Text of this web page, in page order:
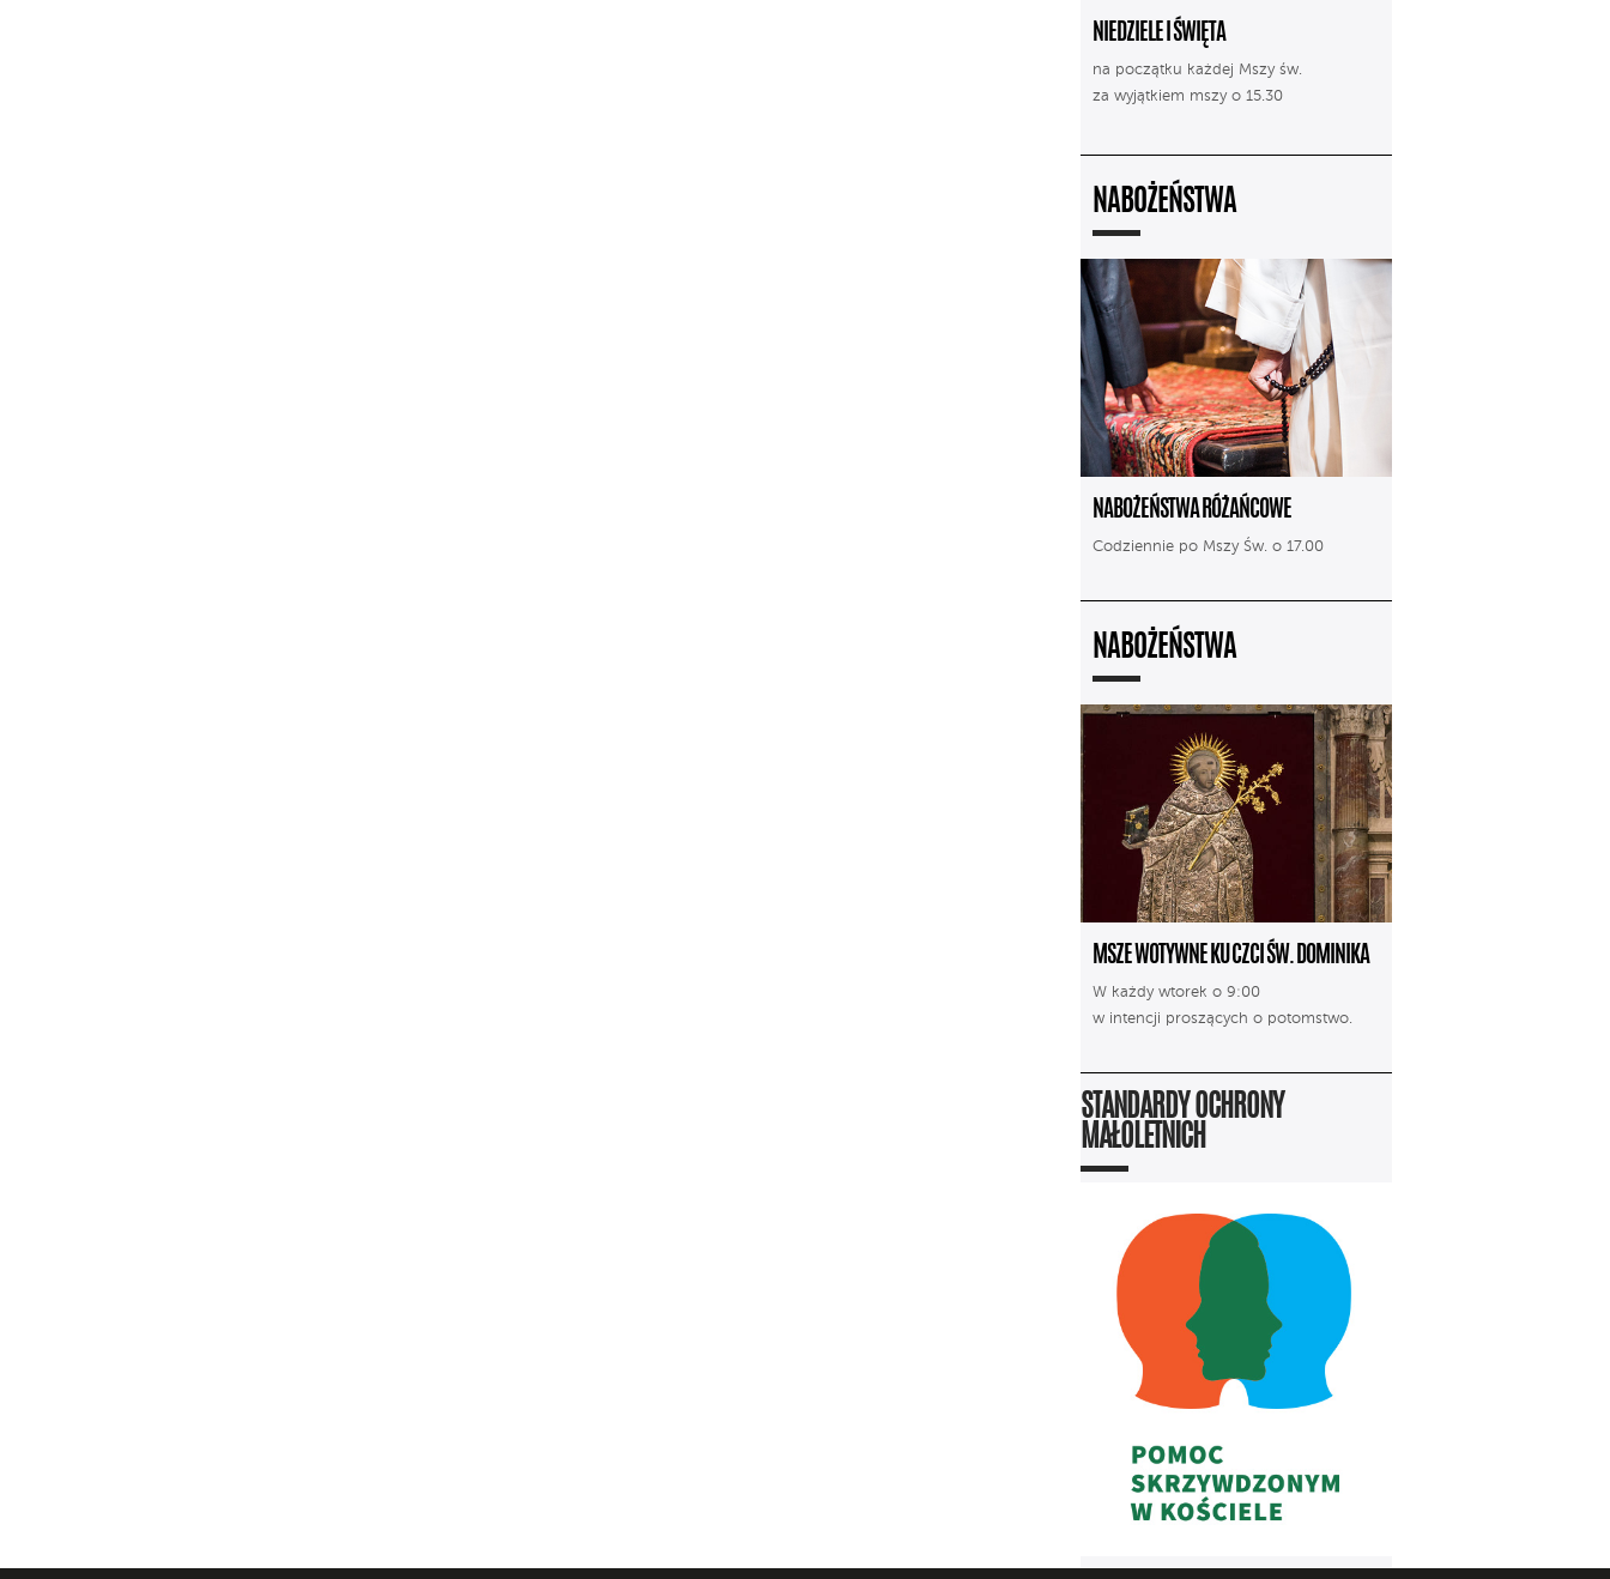
NIEDZIELE I ŚWIĘTA
na początku każdej Mszy św.
za wyjątkiem mszy o 15.30
NABOŻEŃSTWA
NABOŻEŃSTWA RÓŻAŃCOWE
Codziennie po Mszy Św. o 17.00
NABOŻEŃSTWA
MSZE WOTYWNE KU CZCI ŚW. DOMINIKA
W każdy wtorek o 9:00
w intencji proszących o potomstwo.
STANDARDY OCHRONY
MAŁOLETNICH